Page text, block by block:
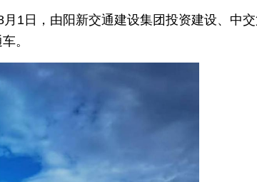
1日，由阳新交通建设集团投资建设、中
。